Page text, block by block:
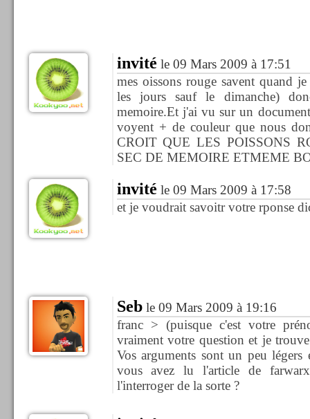
invité le 09 Mars 2009 à 17:51
mes oissons rouge savent quand
les jours sauf le dimanche)
memoire.Et j'ai vu sur un
voyent + de couleur que nous
CROIT QUE LES POISSONS
SEC DE MEMOIRE ETMEME
invité le 09 Mars 2009 à 17:58
et je voudrait savoitr votre rponse
Seble 09 Mars 2009 à 19:16
franc > (puisque c'est votre
vraiment votre question et je
Vos arguments sont un peu
vous avez lu l'article de
l'interroger de la sorte ?